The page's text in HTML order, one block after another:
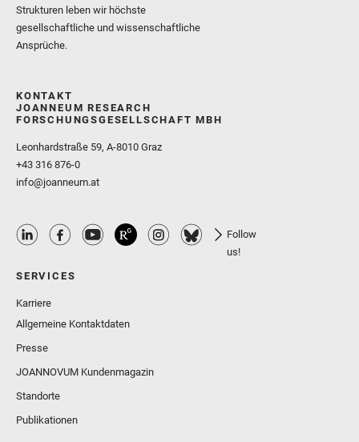
Strukturen leben wir höchste
gesellschaftliche und wissenschaftliche
Ansprüche.
KONTAKT
JOANNEUM RESEARCH
FORSCHUNGSGESELLSCHAFT MBH
Leonhardstraße 59, A-8010 Graz
+43 316 876-0
info@joanneum.at
Follow
us!
SERVICES
Karriere
Allgemeine Kontaktdaten
Presse
JOANNOVUM Kundenmagazin
Standorte
Publikationen